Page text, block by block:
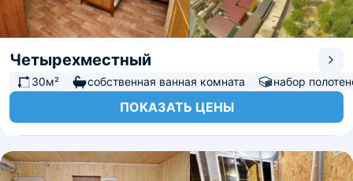
Четырехместный
30м² собственная ванная комната набор
ПОКАЗАТЬ ЦЕНЫ